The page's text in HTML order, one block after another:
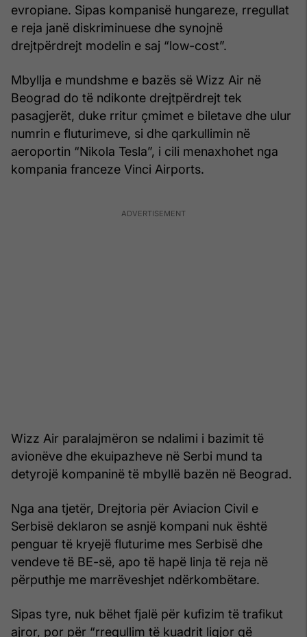
evropiane. Sipas kompanisë hungareze, rregullat
e reja janë diskriminuese dhe synojnë
drejtpërdrejt modelin e saj “low-cost”.
Mbyllja e mundshme e bazës së Wizz Air në
Beograd do të ndikonte drejtpërdrejt tek
pasagjerët, duke rritur çmimet e biletave dhe ulur
numrin e fluturimeve, si dhe qarkullimin në
aeroportin “Nikola Tesla”, i cili menaxhohet nga
kompania franceze Vinci Airports.
Wizz Air paralajmëron se ndalimi i bazimit të
avionëve dhe ekuipazheve në Serbi mund ta
detyrojë kompaninë të mbyllë bazën në Beograd.
Nga ana tjetër, Drejtoria për Aviacion Civil e
Serbisë deklaron se asnjë kompani nuk është
penguar të kryejë fluturime mes Serbisë dhe
vendeve të BE-së, apo të hapë linja të reja në
përputhje me marrëveshjet ndërkombëtare.
Sipas tyre, nuk bëhet fjalë për kufizim të trafikut
ajror, por për “rregullim të kuadrit ligjor që